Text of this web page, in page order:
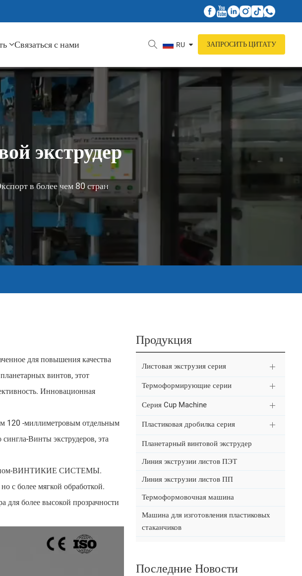
Связаться с нами RU ЗАПРОСИТЬ ЦИТАТУ
экструдер
в более чем 80 стран
для повышения качества
винтов, этот
Инновационная
120 -миллиметровым отдельным
Винты экструдеров, эта
ВИНТИКИЕ СИСТЕМЫ.
с более мягкой обработкой.
более высокой прозрачности
Продукция
Листовая экструзия серия
Термоформирующие серии
Серия Cup Machine
Пластиковая дробилка серия
Планетарный винтовой экструдер
Линия экструзии листов ПЭТ
Линия экструзии листов ПП
Термоформовочная машина
Машина для изготовления пластиковых
стаканчиков
Последние Новости